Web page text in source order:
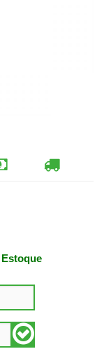
CALCULAR
FRETE